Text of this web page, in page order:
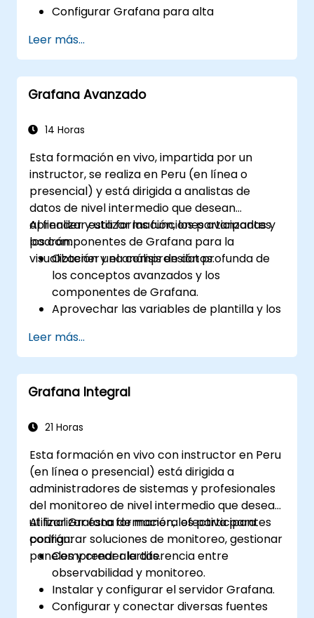
Configurar Grafana para alta
Personalizar paneles y tableros con
datos.
Configurar un proxy inverso para
velocidades de carga rápidas.
Leer más...
Grafana Avanzado
14 Horas
Esta formación en vivo, impartida por un
instructor, se realiza en Peru (en línea o
presencial) y está dirigida a analistas de
datos de nivel intermedio que desean
aprender y utilizar las funciones avanzadas y
los componentes de Grafana para la
visualización y el análisis de datos.
Al finalizar esta formación, los participantes
podrán:
Obtener una comprensión profunda de
los conceptos avanzados y los
componentes de Grafana.
Aprovechar las variables de plantilla y los
visualización de datos.
Utilizar el Lenguaje de Consulta de
Grafana (Grafana Query Language) para
realizar consultas complejas.
escalar Grafana, optimizar el rendimiento
Leer más...
Grafana Integral
21 Horas
Esta formación en vivo con instructor en Peru
(en línea o presencial) está dirigida a
administradores de sistemas y profesionales
del monitoreo de nivel intermedio que desean
utilizar Grafana de manera efectiva para
configurar soluciones de monitoreo, gestionar
paneles y crear alertas.
Al finalizar esta formación, los participantes
podrán:
Comprender la diferencia entre
observabilidad y monitoreo.
Instalar y configurar el servidor Grafana.
Configurar y conectar diversas fuentes